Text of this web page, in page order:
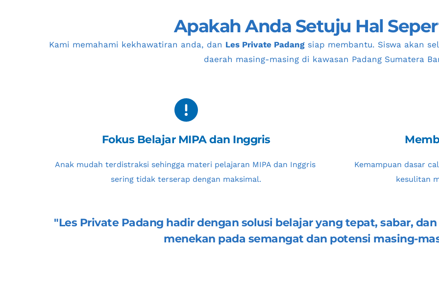
Apakah Anda Setuju Hal
Kami memahami kekhawatiran anda, dan Les Private Padang siap membantu. Siswa akan
daerah masing-masing di kawasan Padang Sumatera
Fokus Belajar MIPA dan Inggris
Anak mudah terdistraksi sehingga materi pelajaran MIPA dan Inggris
sering tidak terserap dengan maksimal.
Kemampuan dasar
kesulitan
"Les Private Padang hadir dengan solusi belajar yang tepat, sabar,
menekan pada semangat dan potensi masing-